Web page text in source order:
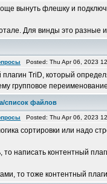
вынуть флешку и
Для винды это разные
Posted: Thu Apr 06, 2023
плагин TriD, который
групповое
список файлов
Posted: Thu Apr 06, 2023
сортировки или надо
то написать контентный
то тоже контентный